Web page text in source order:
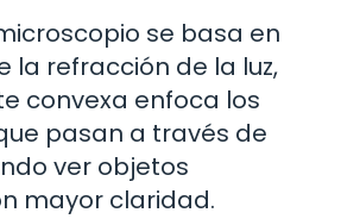
se basa en
la refracción de la luz,
convexa enfoca los
pasan a través de
ver objetos
mayor claridad.